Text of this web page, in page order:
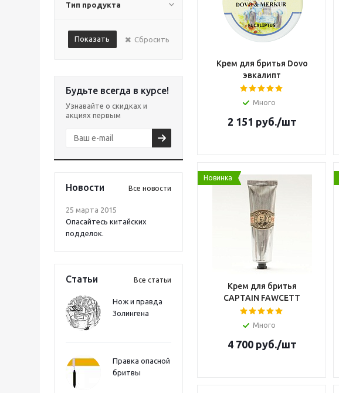
Тип продукта
Показать Сбросить
Будьте всегда в курсе!
Узнавайте о скидках и
акциях первым
Новости Все новости
25 марта 2015
Опасайтесь китайских
подделок.
Статьи Все статьи
Нож и правда
Золингена
Правка опасной
бритвы
Крем для бритья Dovo
эвкалипт
Много
2 151 руб./шт
Новинка
Крем для бритья
CAPTAIN FAWCETT
Много
4 700руб./шт